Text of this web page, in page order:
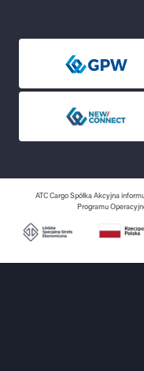
ATC Cargo Spółka Akcyjna
Programu